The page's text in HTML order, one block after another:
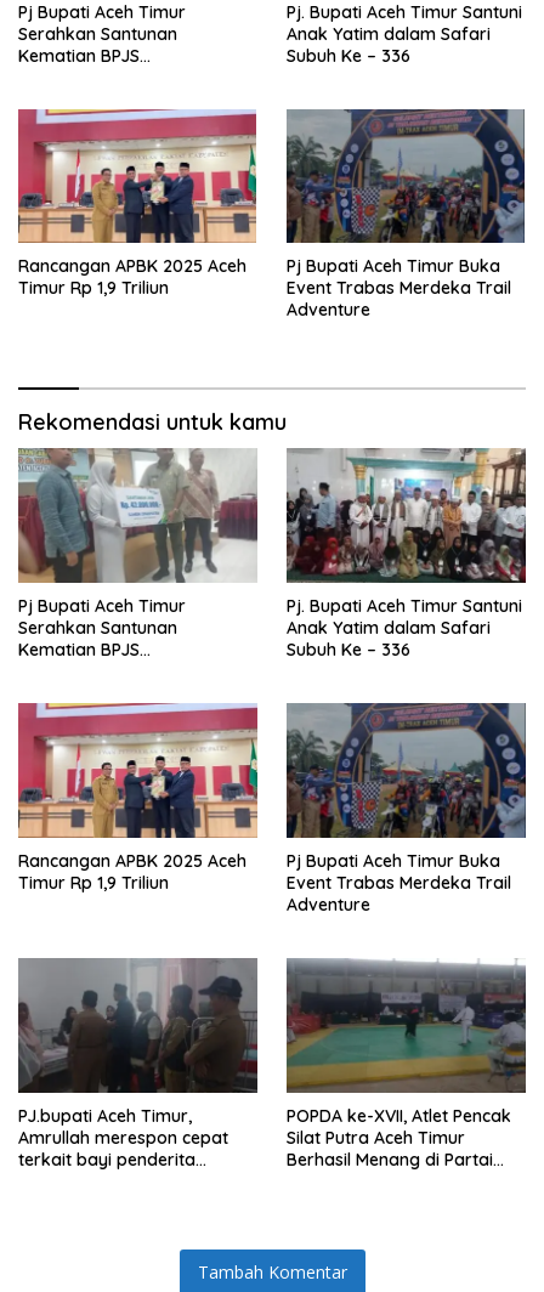
Pj Bupati Aceh Timur
Serahkan Santunan
Kematian BPJS
Pj. Bupati Aceh Timur Santuni
Anak Yatim dalam Safari
Subuh Ke – 336
Rancangan APBK 2025 Aceh
Timur Rp 1,9 Triliun
Pj Bupati Aceh Timur Buka
Event Trabas Merdeka Trail
Adventure
Rekomendasi untuk kamu
Pj Bupati Aceh Timur
Serahkan Santunan
Kematian BPJS
Pj. Bupati Aceh Timur Santuni
Anak Yatim dalam Safari
Subuh Ke – 336
Rancangan APBK 2025 Aceh
Timur Rp 1,9 Triliun
Pj Bupati Aceh Timur Buka
Event Trabas Merdeka Trail
Adventure
PJ.bupati Aceh Timur,
Amrullah merespon cepat
terkait bayi penderita
POPDA ke-XVII, Atlet Pencak
Silat Putra Aceh Timur
Berhasil Menang di Partai
Tambah Komentar